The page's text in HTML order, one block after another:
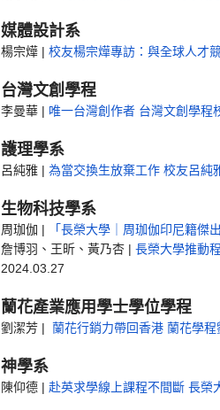
媒體設計系
楊宗燁 | 校友楊宗燁專訪：與全球人才
台灣文創學程
李曼華 | 唯一台灣創作者 台灣文創學程
護理學系
呂純雅 | 為當交換生放棄工作 校友呂純
生物科技學系
周珈伽 |
「長榮大學｜周珈伽印尼籍傑出
詹博羽、王昕、黃乃杏 | 長榮大學推動
2024.03.27
蘭花產業應用學士學位學程
劉潔芳 | 蘭花行銷力帶回香港 蘭花學
神學系
陳仰德 | 赴英求學線上課程不間斷 長榮